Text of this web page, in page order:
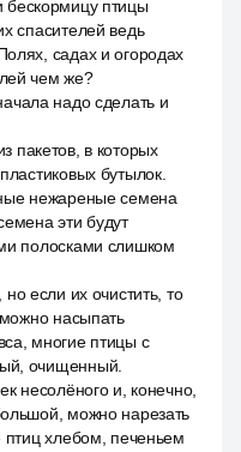
птицы
спасителей ведь
садах и огородах
чем же?
надо сделать и
пакетов, в которых
бутылок.
нежареные семена
эти будут
полосками слишком
если их очистить, то
можно насыпать
многие птицы с
очищенный.
несолёного и, конечно,
можно нарезать
птиц хлебом, печеньем